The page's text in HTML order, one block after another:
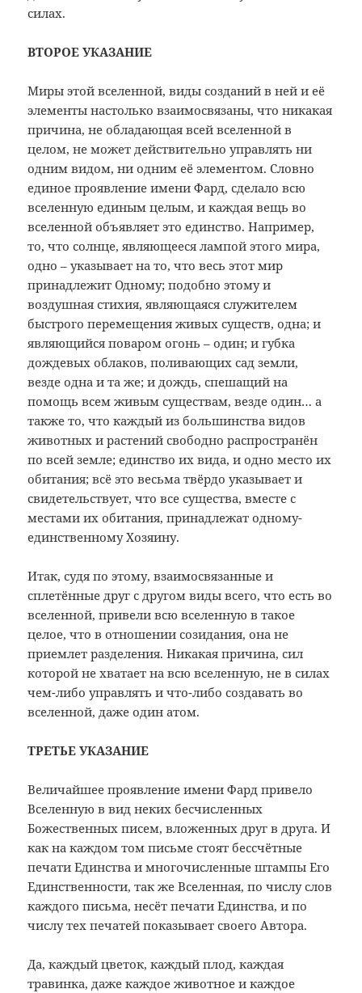
силах.
ВТОРОЕ УКАЗАНИЕ
Миры этой вселенной, виды созданий в ней и её
элементы настолько взаимосвязаны, что никакая
причина, не обладающая всей вселенной в
целом, не может действительно управлять ни
одним видом, ни одним её элементом. Словно
единое проявление имени Фард, сделало всю
вселенную единым целым, и каждая вещь во
вселенной объявляет это единство. Например,
то, что солнце, являющееся лампой этого мира,
одно – указывает на то, что весь этот мир
принадлежит Одному; подобно этому и
воздушная стихия, являющаяся служителем
быстрого перемещения живых существ, одна; и
являющийся поваром огонь – один; и губка
дождевых облаков, поливающих сад земли,
везде одна и та же; и дождь, спешащий на
помощь всем живым существам, везде один… а
также то, что каждый из большинства видов
животных и растений свободно распространён
по всей земле; единство их вида, и одно место их
обитания; всё это весьма твёрдо указывает и
свидетельствует, что все существа, вместе с
местами их обитания, принадлежат одному-
единственному Хозяину.
Итак, судя по этому, взаимосвязанные и
сплетённые друг с другом виды всего, что есть во
вселенной, привели всю вселенную в такое
целое, что в отношении созидания, она не
приемлет разделения. Никакая причина, сил
которой не хватает на всю вселенную, не в силах
чем-либо управлять и что-либо создавать во
вселенной, даже один атом.
ТРЕТЬЕ УКАЗАНИЕ
Величайшее проявление имени Фард привело
Вселенную в вид неких бесчисленных
Божественных писем, вложенных друг в друга. И
как на каждом том письме стоят бессчётные
печати Единства и многочисленные штампы Его
Единственности, так же Вселенная, по числу слов
каждого письма, несёт печати Единства, и по
числу тех печатей показывает своего Автора.
Да, каждый цветок, каждый плод, каждая
травинка, даже каждое животное и каждое